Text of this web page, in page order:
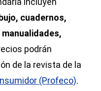
cuadernos,
podrán
de la revista de la
(Profeco).